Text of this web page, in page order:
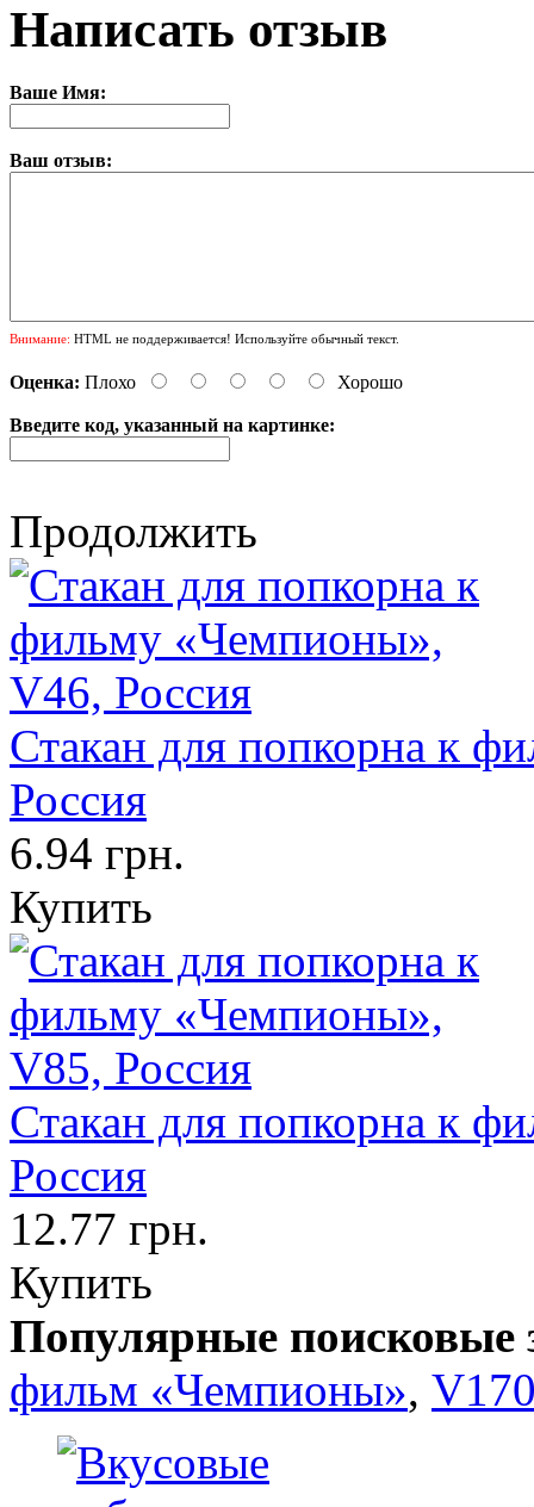
Написать отзыв
Ваше Имя:
Ваш отзыв:
Внимание: HTML не поддерживается! Используйте обычный текст.
Оценка: Плохо Хорошо
Введите код, указанный на картинке:
Продолжить
Стакан для попкорна к
Россия
6.94 грн.
Купить
Стакан для попкорна к
Россия
12.77 грн.
Купить
Популярные поисковые
фильм «Чемпионы»,